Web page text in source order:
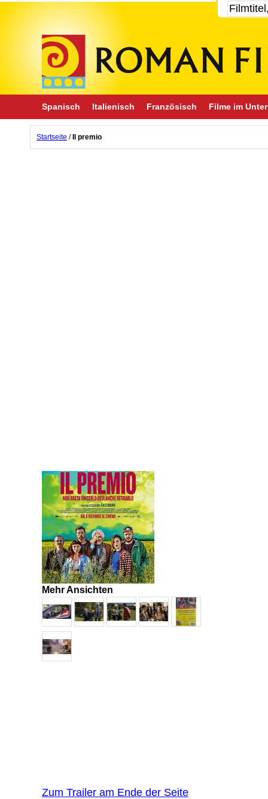
Spanisch Italienisch Französisch Filme im
Startseite / Il premio
Mehr Ansichten
Zum Trailer am Ende der Seite